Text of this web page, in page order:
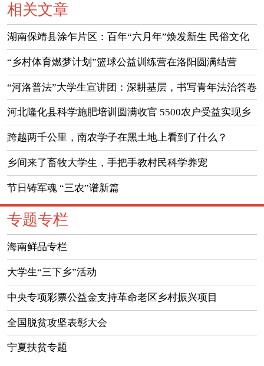
相关文章
湖南保靖县涂乍片区：百年“六月年”焕发新生 民俗文化
赋能乡村振兴
“乡村体育燃梦计划”篮球公益训练营在洛阳圆满结营
“河洛普法”大学生宣讲团：深耕基层，书写青年法治答卷
河北隆化县科学施肥培训圆满收官 5500农户受益实现乡
镇全覆盖
跨越两千公里，南农学子在黑土地上看到了什么？
乡间来了畜牧大学生，手把手教村民科学养宠
节日铸军魂 “三农”谱新篇
专题专栏
海南鲜品专栏
大学生“三下乡”活动
中央专项彩票公益金支持革命老区乡村振兴项目
全国脱贫攻坚表彰大会
宁夏扶贫专题